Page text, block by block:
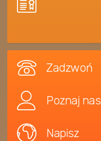
Zadzwoń
Poznaj nas
Napisz